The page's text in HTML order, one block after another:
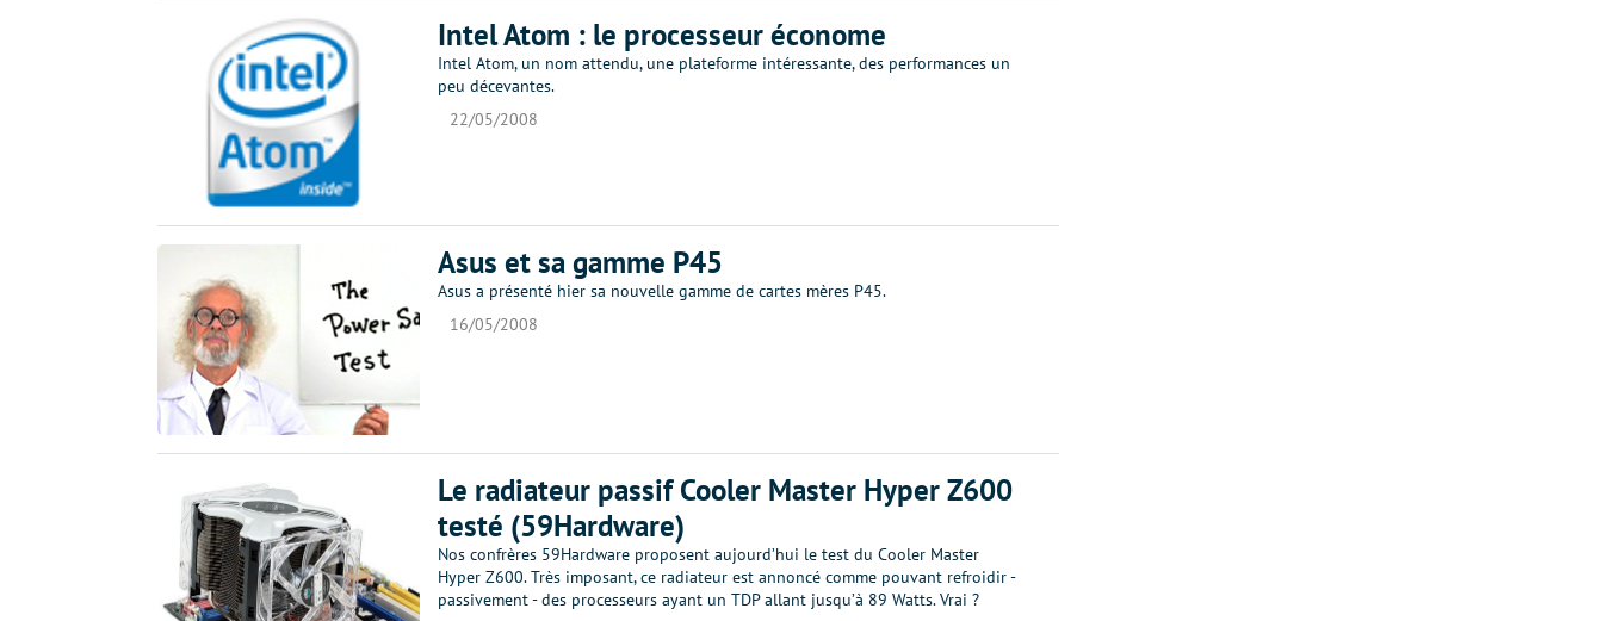
Intel Atom : le processeur économe
Intel Atom, un nom attendu, une plateforme intéressante, des performances un
peu décevantes.
22/05/2008
Asus et sa gamme P45
Asus a présenté hier sa nouvelle gamme de cartes mères P45.
16/05/2008
Le radiateur passif Cooler Master Hyper Z600
testé (59Hardware)
Nos confrères 59Hardware proposent aujourd’hui le test du Cooler Master
Hyper Z600. Très imposant, ce radiateur est annoncé comme pouvant refroidir -
passivement - des processeurs ayant un TDP allant jusqu’à 89 Watts. Vrai ?